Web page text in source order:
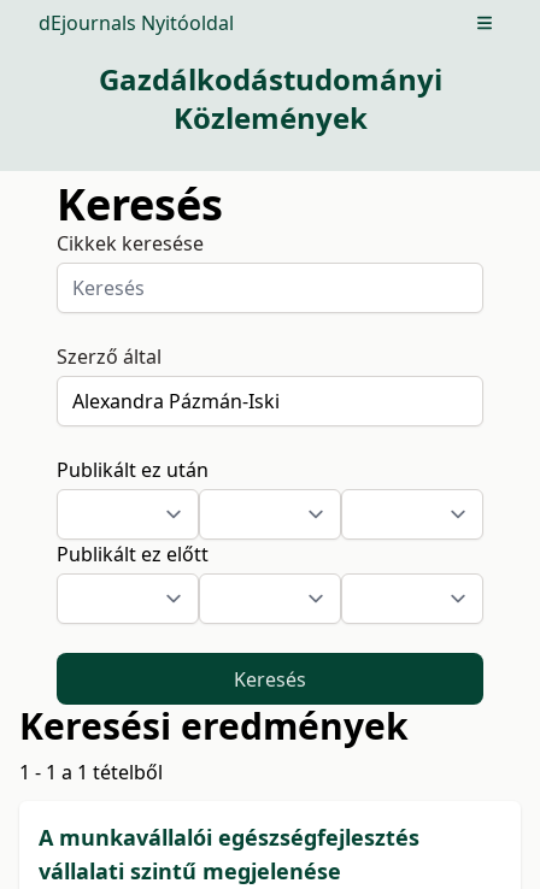
dEjournals Nyitóoldal Open
Gazdálkodástudományi
Közlemények
Keresés
Cikkek keresése
Szerző által
Publikált ez után
Publikált ez előtt
Keresés
Keresési eredmények
1 - 1 a 1 tételből
A munkavállalói egészségfejlesztés
vállalati szintű megjelenése